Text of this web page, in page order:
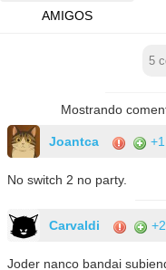
AMIGOS
5
Mostrando
Joantca +1
No switch 2 no party.
Carvaldi +2
Joder nanco bandai